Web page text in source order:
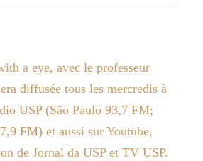
a eye, avec le professeur
diffusée tous les mercredis à
USP (São Paulo 93,7 FM;
FM) et aussi sur Youtube,
de Jornal da USP et TV USP.